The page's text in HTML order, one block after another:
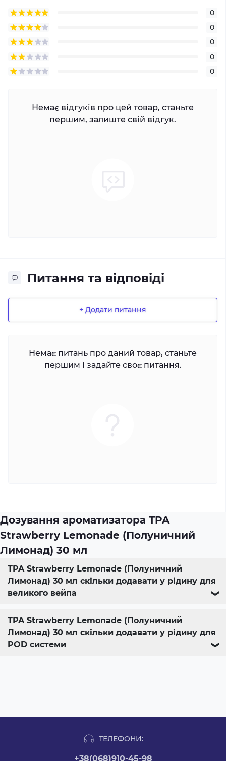
0
0
0
0
0
Немає відгуків про цей товар, станьте
першим, залиште свій відгук.
Питання та відповіді
+ Додати питання
Немає питань про даний товар, станьте
першим і задайте своє питання.
Дозування ароматизатора TPA
Strawberry Lemonade (Полуничний
Лимонад) 30 мл
TPA Strawberry Lemonade (Полуничний
Лимонад) 30 мл скільки додавати у рідину для
великого вейпа
❯
TPA Strawberry Lemonade (Полуничний
Лимонад) 30 мл скільки додавати у рідину для
POD системи
❯
ТЕЛЕФОНИ:
+38(068)910-45-98